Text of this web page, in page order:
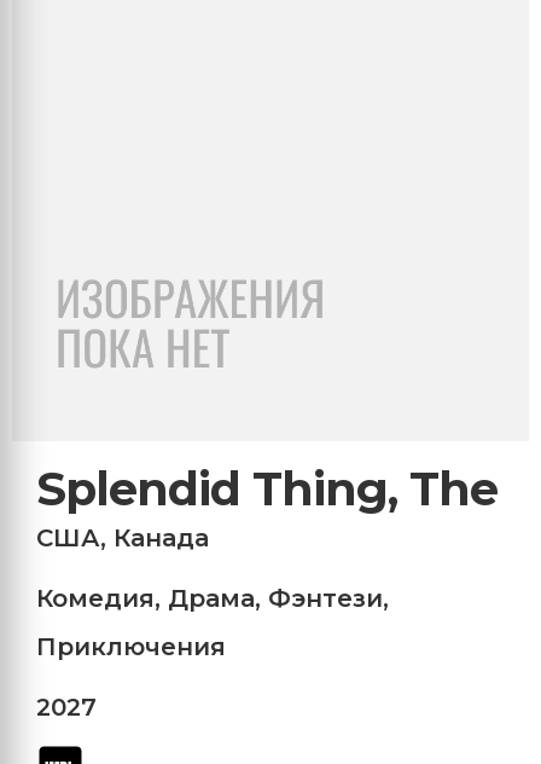
Splendid Thing, The
США, Канада
Комедия, Драма, Фэнтези,
Приключения
2027